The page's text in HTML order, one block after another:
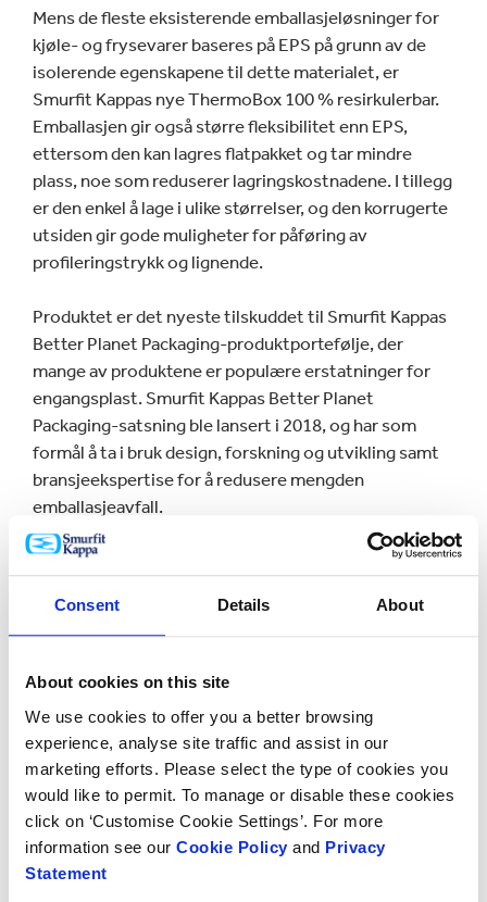
Consent Details About
About cookies on this site
We use cookies to offer you a better browsing
experience, analyse site traffic and assist in our
marketing efforts. Please select the type of cookies you
would like to permit. To manage or disable these cookies
click on ‘Customise Cookie Settings’. For more
information see our Cookie Policy and Privacy
Statement
Mens de fleste eksisterende emballasjeløsninger for
kjøle- og frysevarer baseres på EPS på grunn av de
isolerende egenskapene til dette materialet, er
Smurfit Kappas nye ThermoBox 100 % resirkulerbar.
Emballasjen gir også større fleksibilitet enn EPS,
ettersom den kan lagres flatpakket og tar mindre
plass, noe som reduserer lagringskostnadene. I tillegg
er den enkel å lage i ulike størrelser, og den korrugerte
utsiden gir gode muligheter for påføring av
profileringstrykk og lignende.
Produktet er det nyeste tilskuddet til Smurfit Kappas
Better Planet Packaging-produktportefølje, der
mange av produktene er populære erstatninger for
engangsplast. Smurfit Kappas Better Planet
Packaging-satsning ble lansert i 2018, og har som
formål å ta i bruk design, forskning og utvikling samt
bransjeekspertise for å redusere mengden
emballasjeavfall.
Patrick Oostveen, administrerende direktør i Patani
en analyse av forsyningskjeden vår for å kartlegge alle
utfordringer og kompleksiteter i denne. Vi utførte en
ThermoBox er et helt supert produkt som innfrir
behovene våre og vel så det.
Gjennomsnittstemperaturen ble til og med holdt
lavere i lengre tid enn ved bruk av EPS-boksene.»
Arco Berkenbosch, viseadministrerende direktør for